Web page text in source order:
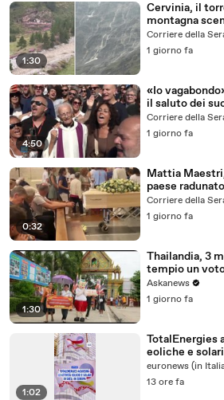
1:30
Cervinia, il
montagna
video del
Corriere della
1 giorno fa
4:50
«Io
il saluto dei
Sant'Ambrogio
Corriere della
1 giorno fa
0:32
Mattia
paese
della famiglia,
Corriere della
1 giorno fa
1:30
Thailandia, 3
tempio un
Askanews
1 giorno fa
1:02
TotalEnergies
eoliche e
euronews (in
13 ore fa